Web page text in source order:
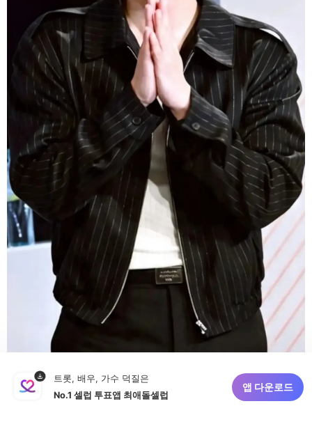
트롯, 배우, 가수 덕질은
No.1 셀럽 투표앱 최애돌셀럽
앱 다운로드